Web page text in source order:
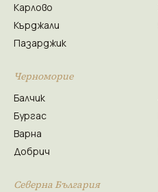
Карлово
Кърджали
Пазарджик
Черноморие
Балчик
Бургас
Варна
Добрич
Северна България